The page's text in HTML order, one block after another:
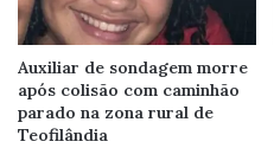
Auxiliar de sondagem morre
após colisão com caminhão
parado na zona rural de
Teofilândia